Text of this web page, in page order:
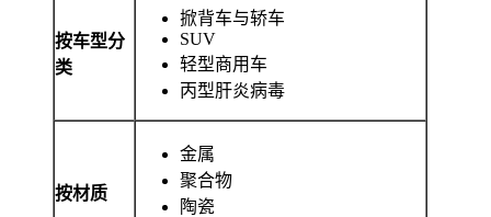
按车型分
类
掀背车与轿车
SUV
轻型商用车
丙型肝炎病毒
按材质
金属
聚合物
陶瓷